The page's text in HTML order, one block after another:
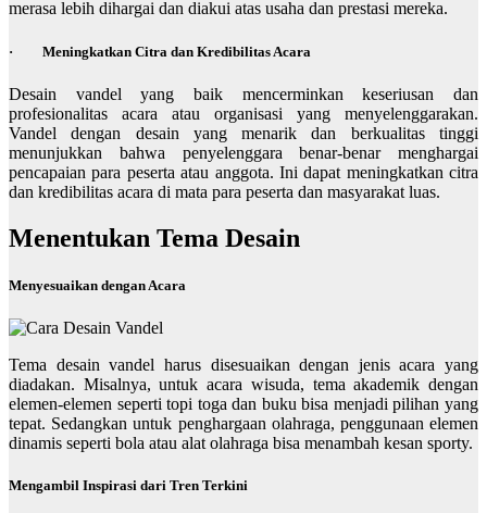
merasa lebih dihargai dan diakui atas usaha dan prestasi mereka.
· Meningkatkan Citra dan Kredibilitas Acara
Desain vandel yang baik mencerminkan keseriusan dan
profesionalitas acara atau organisasi yang menyelenggarakan.
Vandel dengan desain yang menarik dan berkualitas tinggi
menunjukkan bahwa penyelenggara benar-benar menghargai
pencapaian para peserta atau anggota. Ini dapat meningkatkan citra
dan kredibilitas acara di mata para peserta dan masyarakat luas.
Menentukan Tema Desain
Menyesuaikan dengan Acara
Tema desain vandel harus disesuaikan dengan jenis acara yang
diadakan. Misalnya, untuk acara wisuda, tema akademik dengan
elemen-elemen seperti topi toga dan buku bisa menjadi pilihan yang
tepat. Sedangkan untuk penghargaan olahraga, penggunaan elemen
dinamis seperti bola atau alat olahraga bisa menambah kesan sporty.
Mengambil Inspirasi dari Tren Terkini